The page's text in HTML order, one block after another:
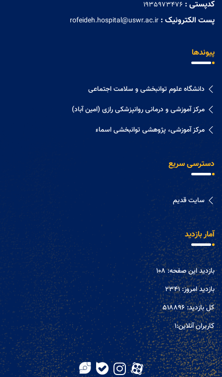
کدپستی : 1935973476
پست الکترونیک : rofeideh.hospital@uswr.ac.ir
پیوندها
دانشگاه علوم توانبخشی و سلامت اجتماعی
مرکز آموزشی و درمانی روانپزشکی رازی (امین آباد)
مرکز آموزشی، پژوهشی توانبخشی اسماء
دسترسی سریع
سایت قدیم
آمار بازدید
بازدید این صفحه:108
بازدید امروز:2341
کل بازدید:518896
کاربران آنلاین:1